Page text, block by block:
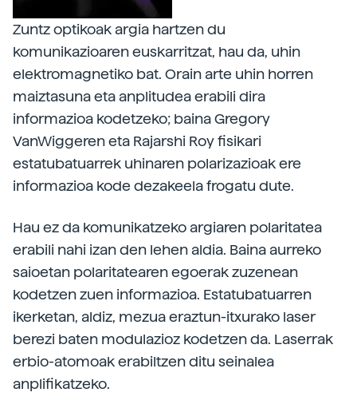
Zuntz optikoak argia hartzen du
komunikazioaren euskarritzat, hau da, uhin
elektromagnetiko bat. Orain arte uhin horren
maiztasuna eta anplitudea erabili dira
informazioa kodetzeko; baina Gregory
VanWiggeren eta Rajarshi Roy fisikari
estatubatuarrek uhinaren polarizazioak ere
informazioa kode dezakeela frogatu dute.
Hau ez da komunikatzeko argiaren polaritatea
erabili nahi izan den lehen aldia. Baina aurreko
saioetan polaritatearen egoerak zuzenean
kodetzen zuen informazioa. Estatubatuarren
ikerketan, aldiz, mezua eraztun-itxurako laser
berezi baten modulazioz kodetzen da. Laserrak
erbio-atomoak erabiltzen ditu seinalea
anplifikatzeko.